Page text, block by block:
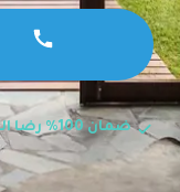
ضمان 100% رضا العميل